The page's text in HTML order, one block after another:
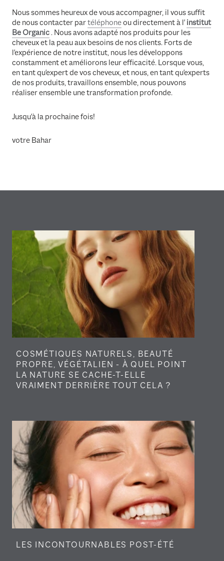
Nous sommes heureux de vous accompagner, il vous suffit
de nous contacter partéléphoneou directement à l' institut
Be Organic. Nous avons adapté nos produits pour les
cheveux et la peau aux besoins de nos clients. Forts de
l'expérience de notre institut, nous les développons
constamment et améliorons leur efficacité. Lorsque vous,
en tant qu'expert de vos cheveux, et nous, en tant qu'experts
de nos produits, travaillons ensemble, nous pouvons
réaliser ensemble une transformation profonde.
Jusqu'à la prochaine fois!
votre Bahar
COSMÉTIQUES NATURELS, BEAUTÉ
PROPRE, VÉGÉTALIEN - À QUEL POINT
LA NATURE SE CACHE-T-ELLE
VRAIMENT DERRIÈRE TOUT CELA ?
LES INCONTOURNABLES POST-ÉTÉ